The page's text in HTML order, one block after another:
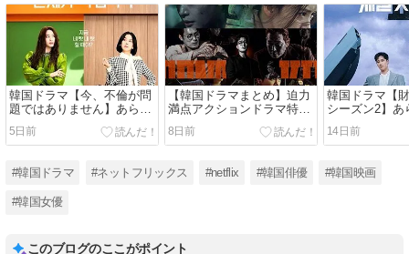
韓国ドラマ【今、不倫が問
題ではありません】あらす
じ・キャスト紹介
5日前
【韓国ドラマまとめ】迫力
満点アクションドラマ特
集！
8日前
韓国ドラマ【
シーズン2】あ
関図・キャスト
14日前
#韓国ドラマ #ネットフリックス #netflix #韓国俳優 #韓国映画
#韓国女優
このブログのここがポイント